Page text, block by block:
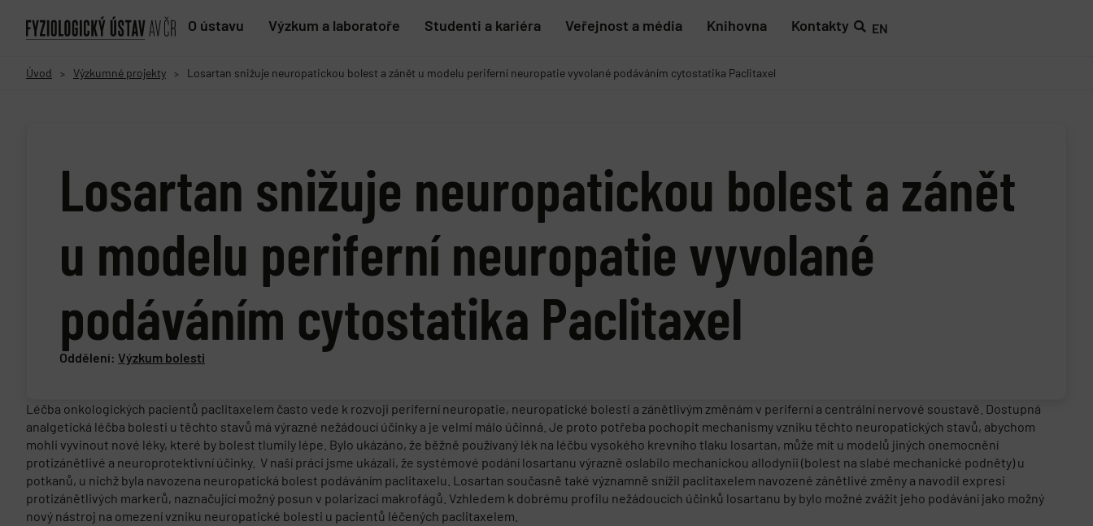
O ústavu Výzkum a laboratoře Studenti a kariéra Veřejnost a média Knihovna Kontakty EN
Úvod > Výzkumné projekty > Losartan snižuje neuropatickou bolest a zánět u modelu periferní neuropatie vyvolané podáváním cytostatika Paclitaxel
Losartan snižuje neuropatickou bolest a zánět
u modelu periferní neuropatie vyvolané
podáváním cytostatika Paclitaxel
Oddělení: Výzkum bolesti
Léčba onkologických pacientů paclitaxelem často vede k rozvoji periferní neuropatie, neuropatické bolesti a zánětlivým změnám v periferní a centrální nervové soustavě. Dostupná
analgetická léčba bolesti u těchto stavů má výrazné nežádoucí účinky a je velmi málo účinná. Je proto potřeba pochopit mechanismy vzniku těchto neuropatických stavů, abychom
mohli vyvinout nové léky, které by bolest tlumily lépe. Bylo ukázáno, že běžně používaný lék na léčbu vysokého krevního tlaku losartan, může mít u modelů jiných onemocnění
protizánětlivé a neuroprotektivní účinky. V naší práci jsme ukázali, že systémové podání losartanu výrazně oslabilo mechanickou allodynii (bolest na slabé mechanické podněty) u
potkanů, u nichž byla navozena neuropatická bolest podáváním paclitaxelu. Losartan současně také významně snížil paclitaxelem navozené zánětlivé změny a navodil expresi
protizánětlivých markerů, naznačující možný posun v polarizaci makrofágů. Vzhledem k dobrému profilu nežádoucích účinků losartanu by bylo možné zvážit jeho podávání jako možný
nový nástroj na omezení vzniku neuropatické bolesti u pacientů léčených paclitaxelem.